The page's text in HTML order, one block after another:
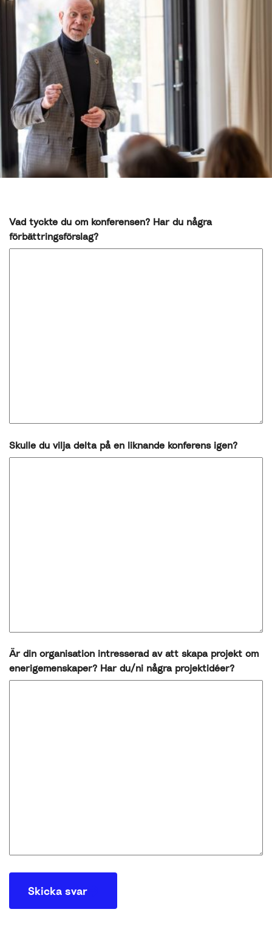
Vad tyckte du om konferensen? Har du några
förbättringsförslag?
Skulle du vilja delta på en liknande konferens igen?
Är din organisation intresserad av att skapa projekt om
enerigemenskaper? Har du/ni några projektidéer?
Skicka svar